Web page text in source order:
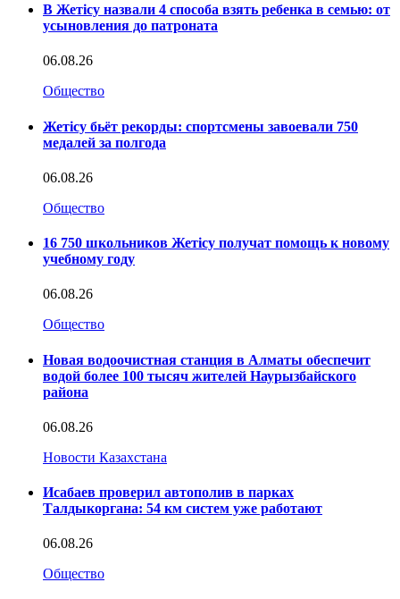
В Жетісу назвали 4 способа взять ребенка в семью: от
усыновления до патроната
06.08.26
Общество
Жетісу бьёт рекорды: спортсмены завоевали 750
медалей за полгода
06.08.26
Общество
16 750 школьников Жетісу получат помощь к новому
учебному году
06.08.26
Общество
Новая водоочистная станция в Алматы обеспечит
водой более 100 тысяч жителей Наурызбайского
района
06.08.26
Новости Казахстана
Исабаев проверил автополив в парках
Талдыкоргана: 54 км систем уже работают
06.08.26
Общество